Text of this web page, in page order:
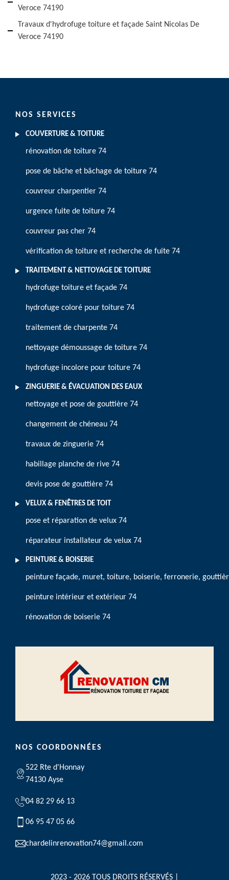
Veroce 74190
Travaux d'hydrofuge toiture et façade Saint Nicolas De
Veroce 74190
NOS SERVICES
COUVERTURE & TOITURE
rénovation de toiture 74
pose de bâche et bâchage de toiture 74
couvreur charpentier 74
urgence fuite de toiture 74
couvreur pas cher 74
vérification de toiture et recherche de fuite 74
TRAITEMENT & NETTOYAGE DE TOITURE
hydrofuge toiture et façade 74
hydrofuge coloré pour toiture 74
traitement de charpente 74
nettoyage démoussage de toiture 74
hydrofuge incolore pour toiture 74
ZINGUERIE & ÉVACUATION DES EAUX
nettoyage et pose de gouttière 74
changement de chéneau 74
travaux de zinguerie 74
habillage planche de rive 74
devis pose de gouttière 74
VELUX & FENÊTRES DE TOIT
pose et réparation de velux 74
réparateur installateur de velux 74
PEINTURE & BOISERIE
peinture façade, muret, toiture, boiserie, ferronerie,
peinture intérieur et extérieur 74
rénovation de boiserie 74
NOS COORDONNÉES
522 Rte d'Honnay
74130 Ayse
04 82 29 66 13
06 95 47 05 66
chardelinrenovation74@gmail.com
2023 - 2026 TOUS DROITS RÉSERVÉS |